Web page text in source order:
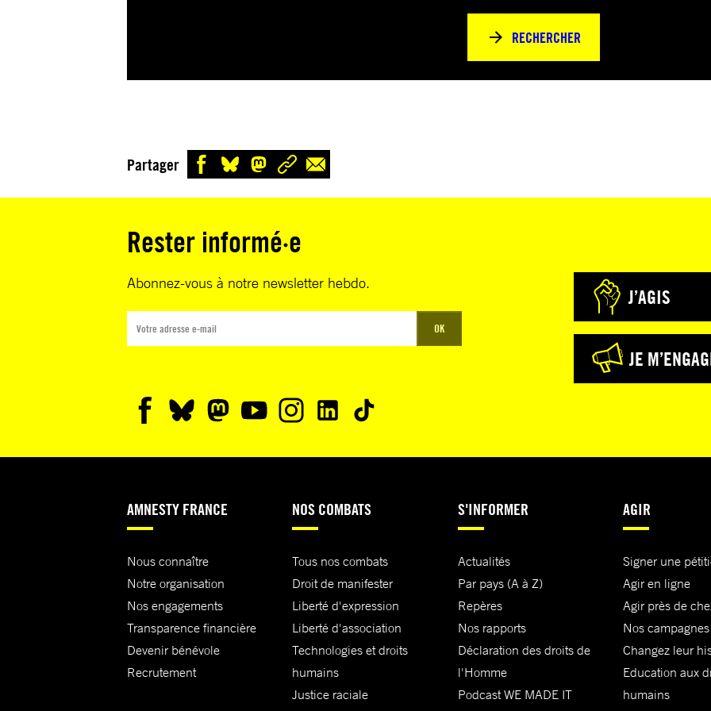
RECHERCHER
Partager
Rester informé·e
Abonnez-vous à notre newsletter hebdo.
OK
J’AGIS
JE
AMNESTY FRANCE
Nous connaître
Notre organisation
Nos engagements
Transparence financière
Devenir bénévole
Recrutement
NOS COMBATS
Tous nos combats
Droit de manifester
Liberté d'expression
Liberté d'association
Technologies et droits
humains
Justice raciale
S'INFORMER
Actualités
Par pays (A à Z)
Repères
Nos rapports
Déclaration des droits de
l'Homme
Podcast WE MADE IT
AGIR
Signer une
Agir en ligne
Agir près de
Nos campagnes
Changez leur
Education aux
humains